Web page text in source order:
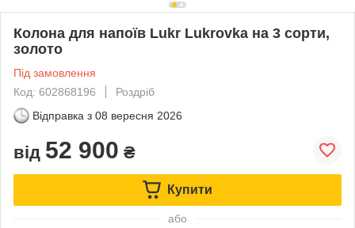
Колона для напоїв Lukr Lukrovka на 3 сорти,
золото
Під замовлення
Код: 602868196
Роздріб
Відправка з 08 вересня 2026
від 52 900 ₴
Купити
або